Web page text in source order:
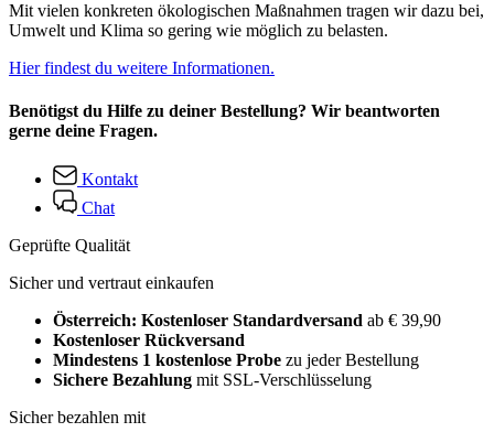
Mit vielen konkreten ökologischen Maßnahmen tragen wir dazu bei,
Umwelt und Klima so gering wie möglich zu belasten.
Hier findest du weitere Informationen.
Benötigst du Hilfe zu deiner Bestellung? Wir beantworten
gerne deine Fragen.
Kontakt
Chat
Geprüfte Qualität
Sicher und vertraut einkaufen
Österreich: Kostenloser Standardversand ab € 39,90
Kostenloser Rückversand
Mindestens 1 kostenlose Probe zu jeder Bestellung
Sichere Bezahlung mit SSL-Verschlüsselung
Sicher bezahlen mit